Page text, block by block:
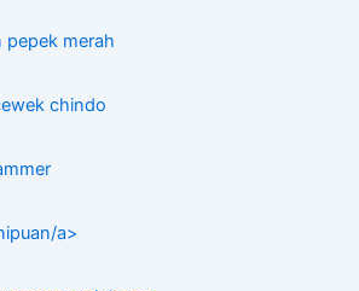
merah
chindo
a>